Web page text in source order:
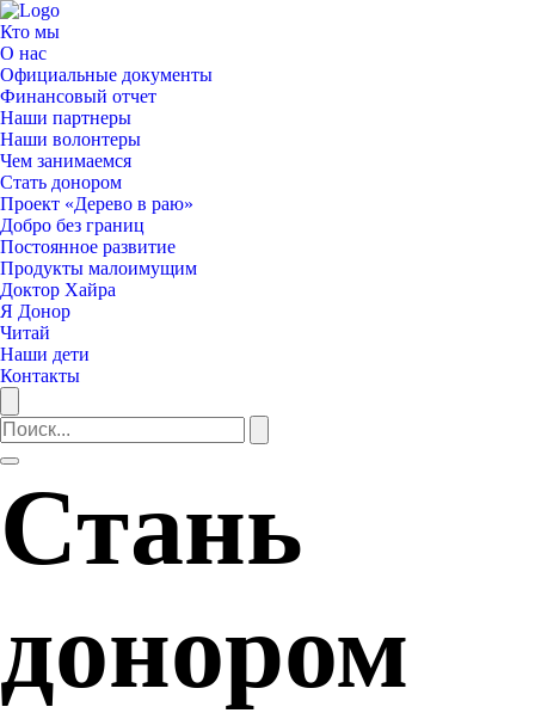
Кто мы
О нас
Официальные документы
Финансовый отчет
Наши партнеры
Наши волонтеры
Чем занимаемся
Стать донором
Проект «Дерево в раю»
Добро без границ
Постоянное развитие
Продукты малоимущим
Доктор Хайра
Я Донор
Читай
Наши дети
Контакты
Стань
донором